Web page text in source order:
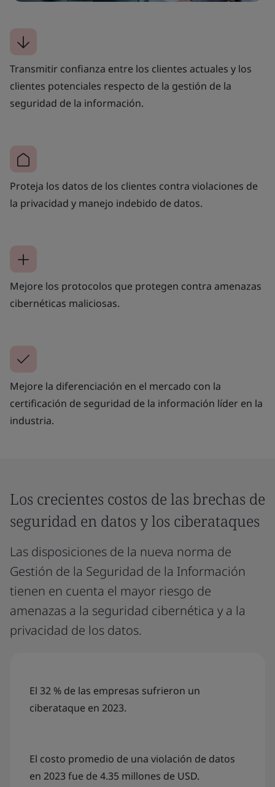
Transmitir confianza entre los clientes actuales y los
clientes potenciales respecto de la gestión de la
seguridad de la información.
Proteja los datos de los clientes contra violaciones de
la privacidad y manejo indebido de datos.
Mejore los protocolos que protegen contra amenazas
cibernéticas maliciosas.
Mejore la diferenciación en el mercado con la
certificación de seguridad de la información líder en la
industria.
Los crecientes costos de las brechas de
seguridad en datos y los ciberataques
Las disposiciones de la nueva norma de
Gestión de la Seguridad de la Información
tienen en cuenta el mayor riesgo de
amenazas a la seguridad cibernética y a la
privacidad de los datos.
El 32 % de las empresas sufrieron un
ciberataque en 2023.
El costo promedio de una violación de datos
en 2023 fue de 4.35 millones de USD.